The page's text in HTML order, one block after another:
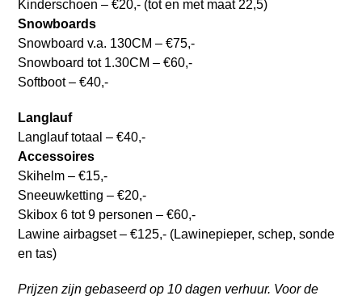
Kinderschoen – €20,- (tot en met maat 22,5)
Snowboards
Snowboard v.a. 130CM – €75,-
Snowboard tot 1.30CM – €60,-
Softboot – €40,-
Langlauf
Langlauf totaal – €40,-
Accessoires
Skihelm – €15,-
Sneeuwketting – €20,-
Skibox 6 tot 9 personen – €60,-
Lawine airbagset – €125,- (Lawinepieper, schep, sonde
en tas)
Prijzen zijn gebaseerd op 10 dagen verhuur. Voor de